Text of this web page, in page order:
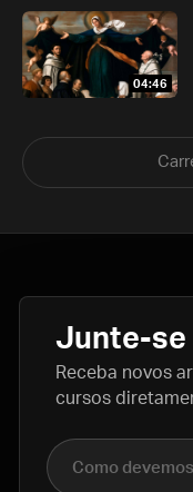
04:46
Junte-se
Receba novos
cursos
Nome completo